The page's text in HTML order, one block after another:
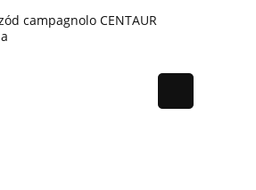
campagnolo CENTAUR